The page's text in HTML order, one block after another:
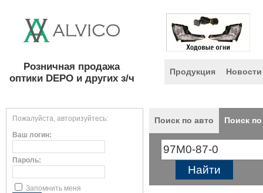
Розничная продажа
оптики DEPO и других з/ч
Продукция Новости
Пожалуйста, авторизуйтесь:
Ваш логин:
Пароль:
Запомнить меня
Поиск по авто Поиск